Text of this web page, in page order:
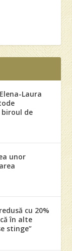
Laura
biroul de
unor
cu 20%
în alte
stinge”